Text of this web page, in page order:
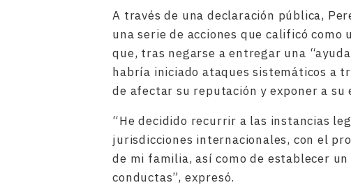
A través de una declaración pública,
una serie de acciones que calificó como
que, tras negarse a entregar una
habría iniciado ataques sistemáticos a
de afectar su reputación y exponer a
“He decidido recurrir a las instancias
jurisdicciones internacionales, con el
de mi familia, así como de establecer
conductas”, expresó.